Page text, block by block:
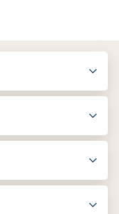
een lokale
waterval